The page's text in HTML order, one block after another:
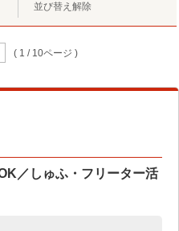
並び替え解除
( 1 / 10ページ )
／しゅふ・フリーター活